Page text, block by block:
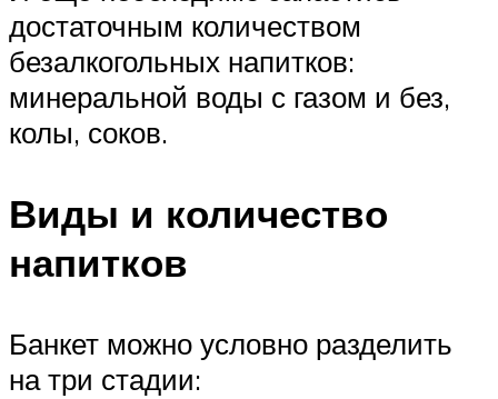
достаточным количеством
безалкогольных напитков:
минеральной воды с газом и без,
колы, соков.
Виды и количество
напитков
Банкет можно условно разделить
на три стадии: